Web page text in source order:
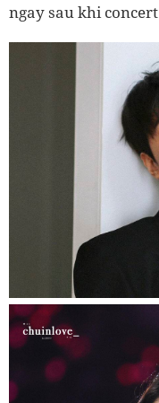
ngay sau khi concert